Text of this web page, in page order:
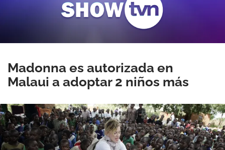
Madonna es autorizada en
Malaui a adoptar 2 niños más